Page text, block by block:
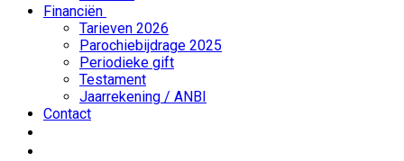
Financiën
Tarieven 2026
Parochiebijdrage 2025
Periodieke gift
Testament
Jaarrekening / ANBI
Contact